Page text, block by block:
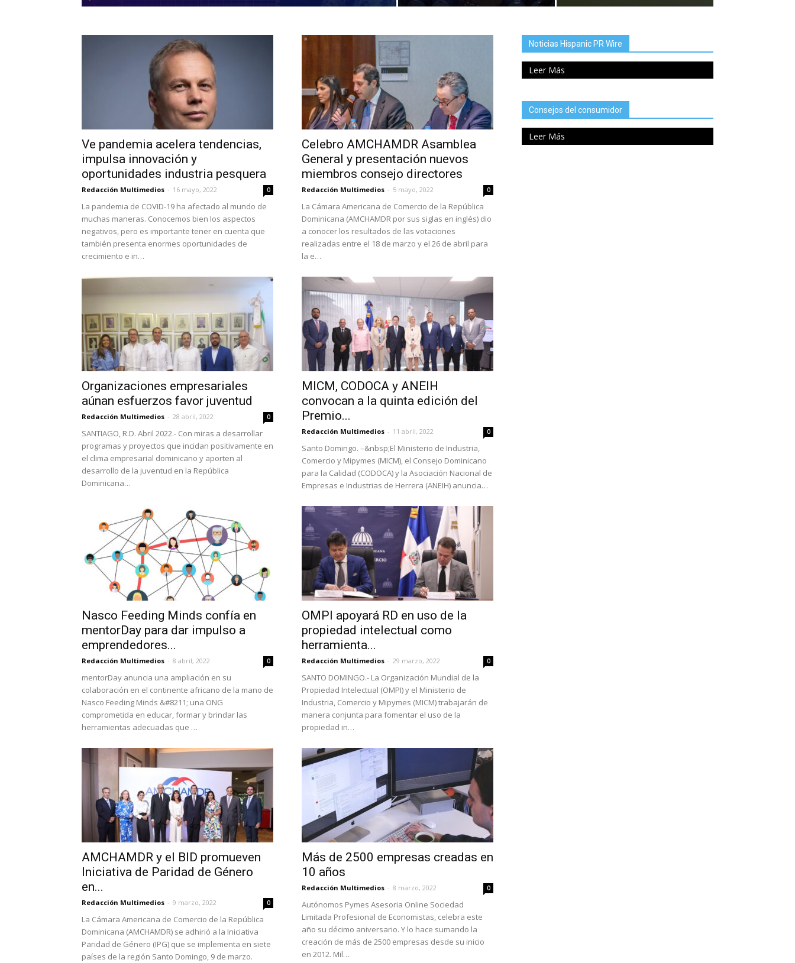
Ve pandemia acelera tendencias,
impulsa innovación y
oportunidades industria pesquera
Redacción Multimedios - 16 mayo, 2022 0
La pandemia de COVID-19 ha afectado al mundo de
muchas maneras. Conocemos bien los aspectos
negativos, pero es importante tener en cuenta que
también presenta enormes oportunidades de
crecimiento e in…
Celebro AMCHAMDR Asamblea
General y presentación nuevos
miembros consejo directores
Redacción Multimedios - 5 mayo, 2022 0
La Cámara Americana de Comercio de la República
Dominicana (AMCHAMDR por sus siglas en inglés) dio
a conocer los resultados de las votaciones
realizadas entre el 18 de marzo y el 26 de abril para
la e…
Organizaciones empresariales
aúnan esfuerzos favor juventud
Redacción Multimedios - 28 abril, 2022 0
SANTIAGO, R.D. Abril 2022.- Con miras a desarrollar
programas y proyectos que incidan positivamente en
el clima empresarial dominicano y aporten al
desarrollo de la juventud en la República
Dominicana…
MICM, CODOCA y ANEIH
convocan a la quinta edición del
Premio...
Redacción Multimedios - 11 abril, 2022 0
Santo Domingo. –&nbsp;El Ministerio de Industria,
Comercio y Mipymes (MICM), el Consejo Dominicano
para la Calidad (CODOCA) y la Asociación Nacional de
Empresas e Industrias de Herrera (ANEIH) anuncia…
Nasco Feeding Minds confía en
mentorDay para dar impulso a
emprendedores...
Redacción Multimedios - 8 abril, 2022 0
mentorDay anuncia una ampliación en su
colaboración en el continente africano de la mano de
Nasco Feeding Minds &#8211; una ONG
comprometida en educar, formar y brindar las
herramientas adecuadas que …
OMPI apoyará RD en uso de la
propiedad intelectual como
herramienta...
Redacción Multimedios - 29 marzo, 2022 0
SANTO DOMINGO.- La Organización Mundial de la
Propiedad Intelectual (OMPI) y el Ministerio de
Industria, Comercio y Mipymes (MICM) trabajarán de
manera conjunta para fomentar el uso de la
propiedad in…
AMCHAMDR y el BID promueven
Iniciativa de Paridad de Género
en...
Redacción Multimedios - 9 marzo, 2022 0
La Cámara Americana de Comercio de la República
Dominicana (AMCHAMDR) se adhirió a la Iniciativa
Paridad de Género (IPG) que se implementa en siete
países de la región Santo Domingo, 9 de marzo.
Más de 2500 empresas creadas en
10 años
Redacción Multimedios - 8 marzo, 2022 0
Autónomos Pymes Asesoria Online Sociedad
Limitada Profesional de Economistas, celebra este
año su décimo aniversario. Y lo hace sumando la
creación de más de 2500 empresas desde su inicio
en 2012. Mil…
Noticias Hispanic PR Wire
Leer Más
Consejos del consumidor
Leer Más